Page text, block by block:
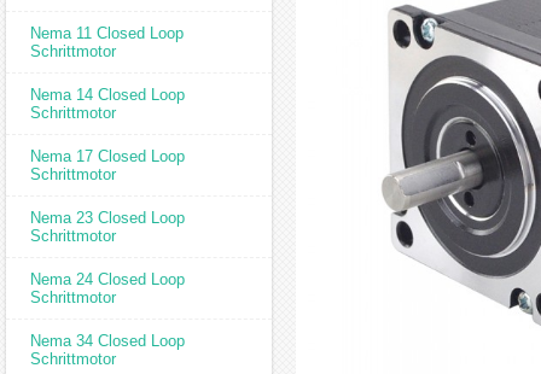
Nema 11 Closed Loop
Schrittmotor
Nema 14 Closed Loop
Schrittmotor
Nema 17 Closed Loop
Schrittmotor
Nema 23 Closed Loop
Schrittmotor
Nema 24 Closed Loop
Schrittmotor
Nema 34 Closed Loop
Schrittmotor